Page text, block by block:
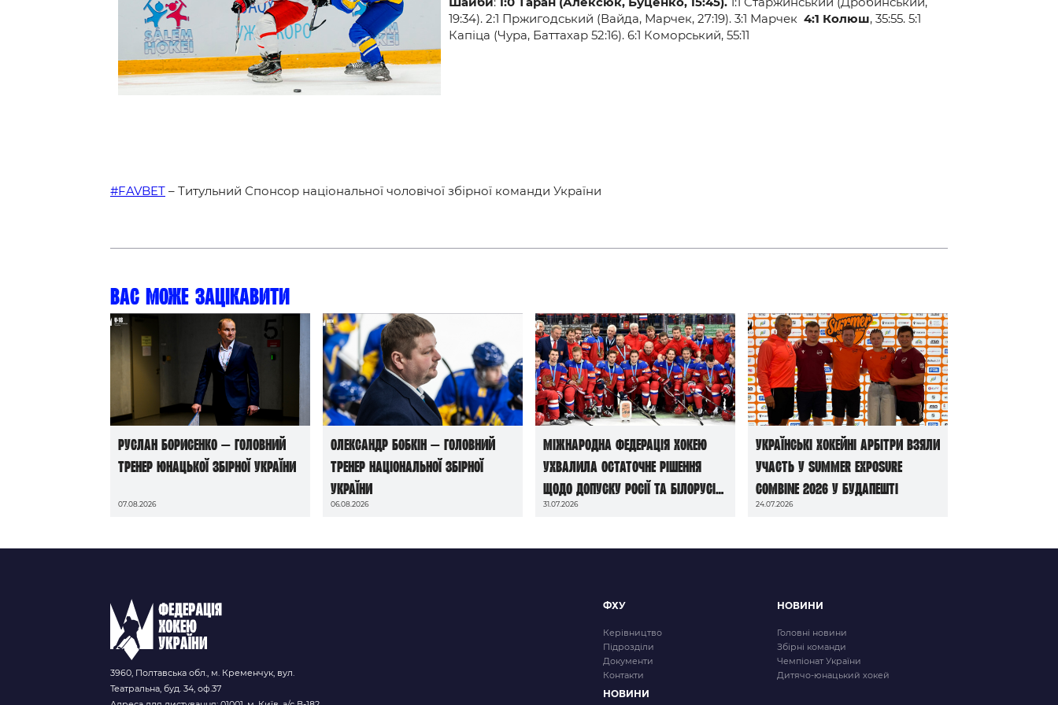
19:34). 2:1 Пржигодський (Вайда, Марчек, 27:19). 3:1 Марчек 4:1 Колюш, 35:55. 5:1
Капіца (Чура, Баттахар 52:16). 6:1 Коморський, 55:11
#FAVBET – Титульний Спонсор національної чоловічої збірної команди України
Вас може зацікавити
Руслан Борисенко — головний
тренер юнацької збірної України
07.08.2026
Олександр Бобкін — головний
тренер національної збірної
України
06.08.2026
Міжнародна федерація хокею
ухвалила остаточне рішення
щодо допуску росії та білорусі
до чемпіонатів світу сезону
31.07.2026
Українські хокейні арбітри взяли
участь у Summer Exposure
Combine 2026 у Будапешті
24.07.2026
3960, Полтавська обл., м. Кременчук, вул.
Театральна, буд. 34, оф.37
ФХУ
Керівництво
Підрозділи
Документи
Контакти
НОВИНИ
Головні новини
Збірні команди
Чемпіонат України
Дитячо-юнацький хокей
НОВИНИ